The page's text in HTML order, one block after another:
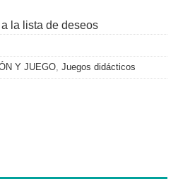
la lista de deseos
Y JUEGO Juegos didácticos